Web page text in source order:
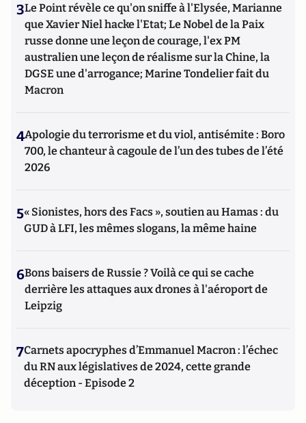
3Le Point révèle ce qu'on sniffe à l'Elysée, Marianne
que Xavier Niel hacke l'Etat; Le Nobel de la Paix
russe donne une leçon de courage, l'ex PM
australien une leçon de réalisme sur la Chine, la
DGSE une d'arrogance; Marine Tondelier fait du
Macron
4Apologie du terrorisme et du viol, antisémite : Boro
700, le chanteur à cagoule de l’un des tubes de l’été
2026
5« Sionistes, hors des Facs », soutien au Hamas : du
GUD à LFI, les mêmes slogans, la même haine
6Bons baisers de Russie ? Voilà ce qui se cache
derrière les attaques aux drones à l'aéroport de
Leipzig
7Carnets apocryphes d’Emmanuel Macron : l’échec
du RN aux législatives de 2024, cette grande
déception - Episode 2